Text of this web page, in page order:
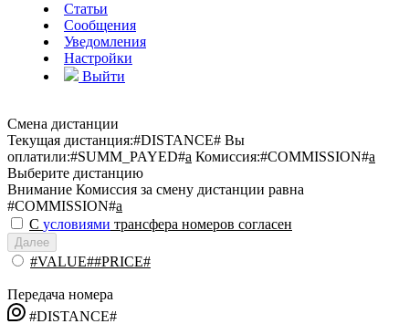
Статьи
Сообщения
Уведомления
Настройки
Выйти
Смена дистанции
Текущая дистанция:#DISTANCE# Вы
оплатили:#SUMM_PAYED#a Комиссия:#COMMISSION#a
Выберите дистанцию
Внимание Комиссия за смену дистанции равна
#COMMISSION#a
С условиями трансфера номеров согласен
Далее
#VALUE##PRICE#
Передача номера
#DISTANCE#